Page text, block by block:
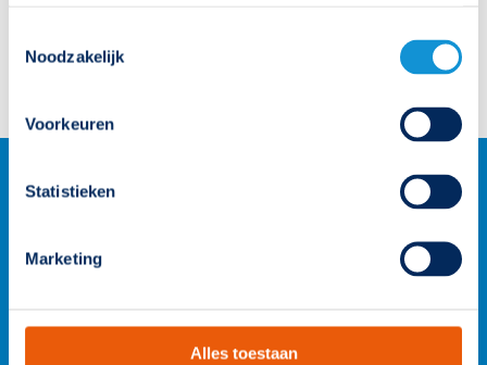
Noodzakelijk
Voorkeuren
Statistieken
Marketing
Alles toestaan
Famostar_Conversielijst_Build-in_-_CELO_Go!.pdf